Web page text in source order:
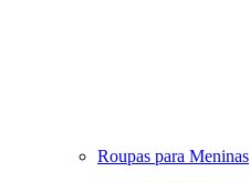
Roupas para Meninas